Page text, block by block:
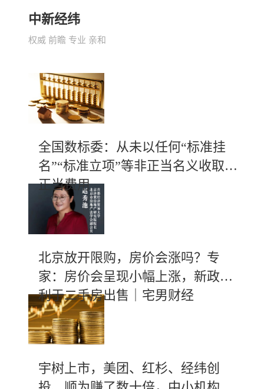
中新经纬
权威 前瞻 专业 亲和
全国数标委：从未以任何“标准挂
名”“标准立项”等非正当名义收取不
正当费用
北京放开限购，房价会涨吗？专
家：房价会呈现小幅上涨，新政有
利于二手房出售｜宅男财经
宇树上市，美团、红杉、经纬创